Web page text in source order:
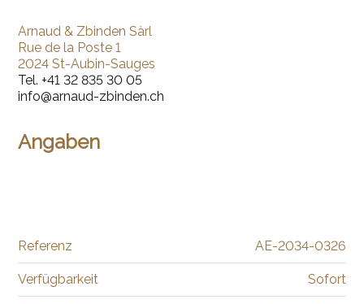
Arnaud & Zbinden Sàrl
Rue de la Poste 1
2024 St-Aubin-Sauges
Tel.+41 32 835 30 05
info@arnaud-zbinden.ch
Angaben
Referenz AE-2034-0326
Verfügbarkeit Sofort